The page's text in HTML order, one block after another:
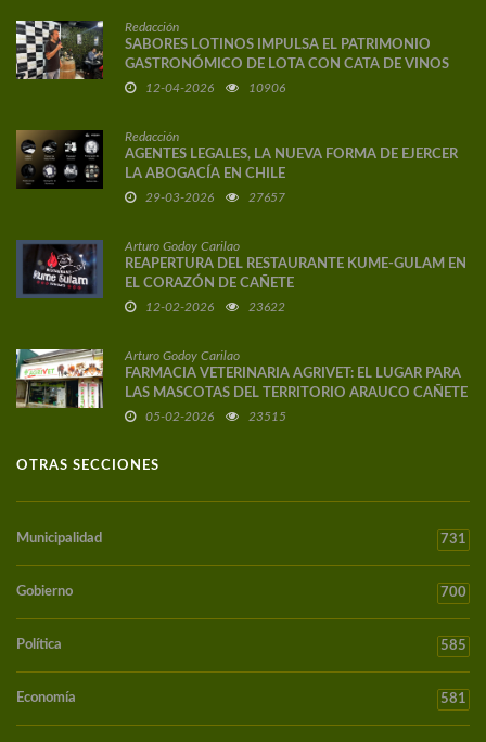
Redacción
SABORES LOTINOS IMPULSA EL PATRIMONIO
GASTRONÓMICO DE LOTA CON CATA DE VINOS
DE AUTOR
12-04-2026 10906
Redacción
AGENTES LEGALES, LA NUEVA FORMA DE EJERCER
LA ABOGACÍA EN CHILE
29-03-2026 27657
Arturo Godoy Carilao
REAPERTURA DEL RESTAURANTE KUME-GULAM EN
EL CORAZÓN DE CAÑETE
12-02-2026 23622
Arturo Godoy Carilao
FARMACIA VETERINARIA AGRIVET: EL LUGAR PARA
LAS MASCOTAS DEL TERRITORIO ARAUCO CAÑETE
05-02-2026 23515
OTRAS SECCIONES
Municipalidad 731
Gobierno 700
Política 585
Economía 581